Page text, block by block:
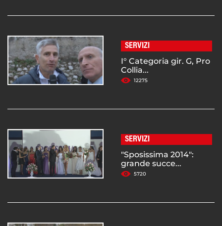
SERVIZI
I° Categoria gir. G, Pro
Collia...
12275
SERVIZI
"Sposissima 2014":
grande succe...
5720